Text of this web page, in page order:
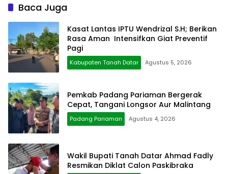
Baca Juga
Kasat Lantas IPTU Wendrizal S.H; Berikan
Rasa Aman Intensifkan Giat Preventif
Pagi
Kabupaten Tanah Datar Agustus 5, 2026
Pemkab Padang Pariaman Bergerak
Cepat, Tangani Longsor Aur Malintang
Padang Pariaman Agustus 4, 2026
Wakil Bupati Tanah Datar Ahmad Fadly
Resmikan Diklat Calon Paskibraka